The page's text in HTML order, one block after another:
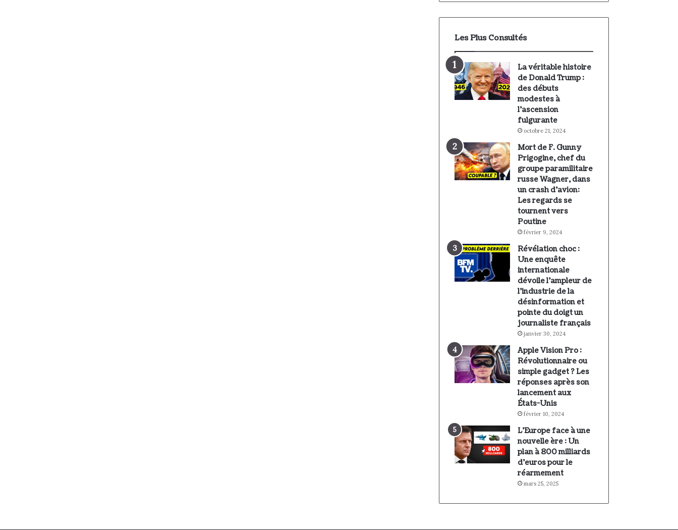
Les Plus Consultés
La véritable histoire
de Donald Trump :
des débuts
modestes à
l’ascension
fulgurante
octobre 21, 2024
Mort de F. Gunny
Prigogine, chef du
groupe paramilitaire
russe Wagner, dans
un crash d’avion:
Les regards se
tournent vers
Poutine
février 9, 2024
Révélation choc :
Une enquête
internationale
dévoile l’ampleur de
l’industrie de la
désinformation et
pointe du doigt un
journaliste français
janvier 30, 2024
Apple Vision Pro :
Révolutionnaire ou
simple gadget ? Les
réponses après son
lancement aux
États-Unis
février 10, 2024
L’Europe face à une
nouvelle ère : Un
plan à 800 milliards
d’euros pour le
réarmement
mars 25, 2025